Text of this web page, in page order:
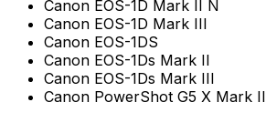
Canon EOS-1D Mark II N
Canon EOS-1D Mark III
Canon EOS-1DS
Canon EOS-1Ds Mark II
Canon EOS-1Ds Mark III
Canon PowerShot G5 X Mark II